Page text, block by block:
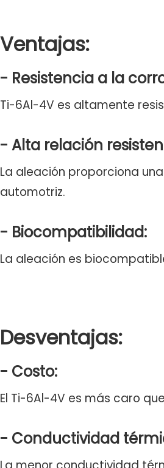
Ventajas:
- Resistencia a la
Ti-6Al-4V es altamente
- Alta relación
La aleación proporciona
automotriz.
- Biocompatibilidad:
La aleación es
Desventajas:
- Costo:
El Ti-6Al-4V es más caro
- Conductividad